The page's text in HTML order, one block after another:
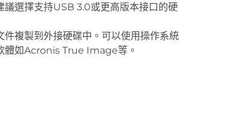
議選擇支持USB 3.0或更高版本接口的硬
件複製到外接硬碟中。可以使用操作系統
體如Acronis True Image等。